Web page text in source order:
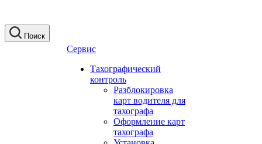
Поиск
Сервис
Тахографический
контроль
Разблокировка
карт водителя для
тахографа
Оформление карт
тахографа